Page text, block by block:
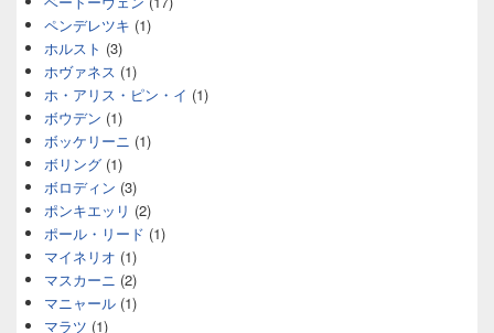
ペンデレツキ (1)
ホルスト (3)
ホヴァネス (1)
ホ・アリス・ピン・イ (1)
ボウデン (1)
ボッケリーニ (1)
ボリング (1)
ボロディン (3)
ポンキエッリ (2)
ポール・リード (1)
マイネリオ (1)
マスカーニ (2)
マニャール (1)
マラツ (1)